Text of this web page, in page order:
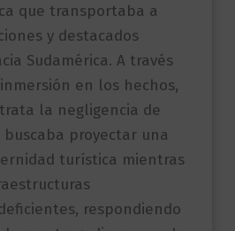
que transportaba a
y destacados
Sudamérica. A través
en los hechos,
la negligencia de
buscaba proyectar una
turística mientras
respondiendo